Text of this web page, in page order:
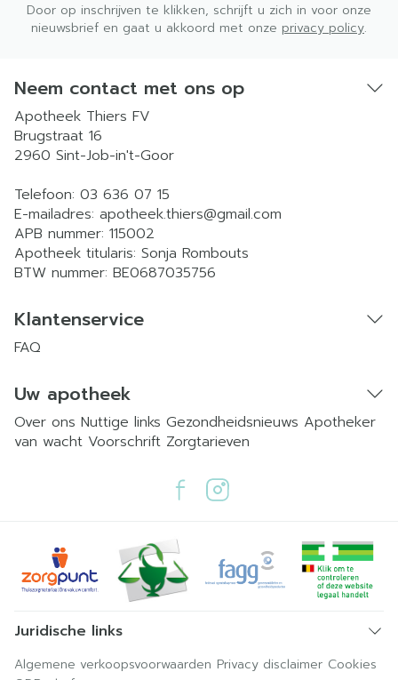
Door op inschrijven te klikken, schrijft u zich in voor onze
nieuwsbrief en gaat u akkoord met onze privacy policy.
Neem contact met ons op
Apotheek Thiers FV
Brugstraat 16
2960 Sint-Job-in't-Goor
Telefoon: 03 636 07 15
E-mailadres: apotheek.thiers@gmail.com
APB nummer: 115002
Apotheek titularis: Sonja Rombouts
BTW nummer: BE0687035756
Klantenservice
FAQ
Uw apotheek
Over ons Nuttige links Gezondheidsnieuws Apotheker
van wacht Voorschrift Zorgtarieven
Juridische links
Algemene verkoopsvoorwaarden Privacy disclaimer Cookies